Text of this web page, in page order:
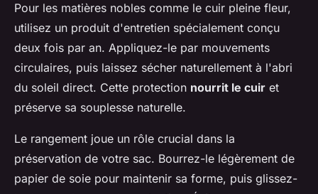
Pour les matières nobles comme le cuir pleine fleur,
utilisez un produit d'entretien spécialement conçu
deux fois par an. Appliquez-le par mouvements
circulaires, puis laissez sécher naturellement à l'abri
du soleil direct. Cette protection nourrit le cuir et
préserve sa souplesse naturelle.
Le rangement joue un rôle crucial dans la
préservation de votre sac. Bourrez-le légèrement de
papier de soie pour maintenir sa forme, puis glissez-